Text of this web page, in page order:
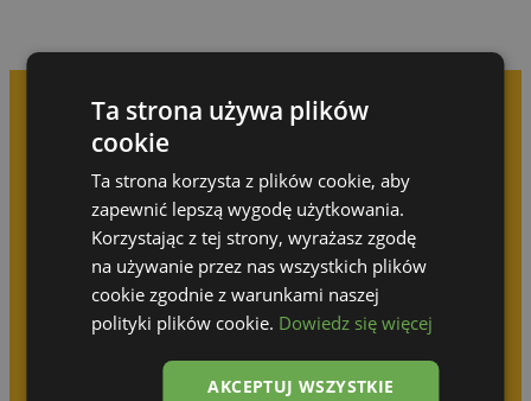
Prenez rendez-vous pour
une consultation gratuite
N’attendez pas que quelqu’un d’autre réalise
votre idée !
Olga Górska
+48 690 512 414
Ta strona używa plików
cookie
Ta strona korzysta z plików cookie, aby
zapewnić lepszą wygodę użytkowania.
Korzystając z tej strony, wyrażasz zgodę
na używanie przez nas wszystkich plików
cookie zgodnie z warunkami naszej
polityki plików cookie. Dowiedz się więcej
AKCEPTUJ WSZYSTKIE